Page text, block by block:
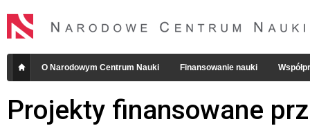
O Narodowym Centrum Nauki Finansowanie nauki
Projekty finansowane